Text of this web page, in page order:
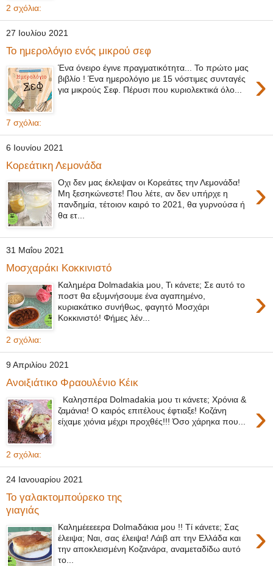
2 σχόλια:
27 Ιουλίου 2021
Το ημερολόγιο ενός μικρού σεφ
›
Ένα όνειρο έγινε πραγματικότητα... Το πρώτο μας
βιβλίο ! Ένα ημερολόγιο με 15 νόστιμες συνταγές
για μικρούς Σεφ. Πέρυσι που κυριολεκτικά όλο...
7 σχόλια:
6 Ιουνίου 2021
Κορεάτικη Λεμονάδα
›
Οχι δεν μας έκλεψαν οι Κορεάτες την Λεμονάδα!
Μη ξεσηκώνεστε! Που λέτε, αν δεν υπήρχε η
πανδημία, τέτοιον καιρό το 2021, θα γυρνούσα ή
θα ετ...
31 Μαΐου 2021
Μοσχαράκι Κοκκινιστό
›
Καλημέρα Dolmadakia μου, Τι κάνετε; Σε αυτό το
ποστ θα εξυμνήσουμε ένα αγαπημένο,
κυριακάτικο συνήθως, φαγητό Μοσχάρι
Κοκκινιστό! Φήμες λέν...
2 σχόλια:
9 Απριλίου 2021
Ανοιξιάτικο Φραουλένιο Κέικ
›
Καλησπέρα Dolmadakia μου τι κάνετε; Χρόνια &
ζαμάνια! Ο καιρός επιτέλους έφτιαξε! Κοζάνη
είχαμε χιόνια μέχρι προχθές!!! Όσο χάρηκα που...
2 σχόλια:
24 Ιανουαρίου 2021
Το γαλακτομπούρεκο της
γιαγιάς
›
Καλημέεεεερα Dolmaδάκια μου !! Τί κάνετε; Σας
έλειψα; Ναι, σας έλειψα! Λάιβ απ την Ελλάδα και
την αποκλεισμένη Κοζανάρα, αναμεταδίδω αυτό
το...